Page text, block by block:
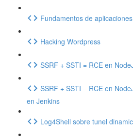
Fundamentos de
Hacking Wordpress
SSRF + SSTI = RCE en
SSRF + SSTI = RCE en
en Jenkins
Log4Shell sobre tunel